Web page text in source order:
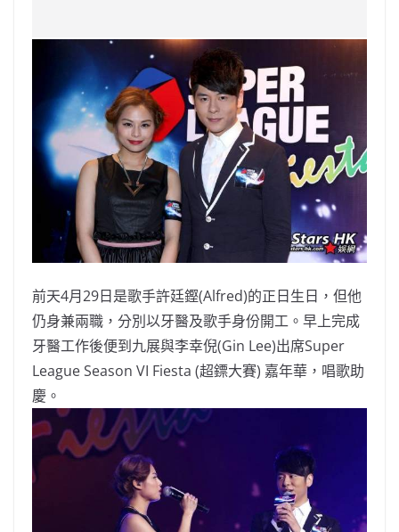
e
b
o
o
k
W
ei
b
o
s
A
p
p
h
at
er l y
Li
n
k
前天4月29日是歌手許廷鏗(Alfred)的正日生日，但他
仍身兼兩職， 分別以牙醫及歌手身份開工。早上完成
牙醫工作後便到九展與李幸倪(Gin Lee)出席Super
League Season VI Fiesta (超鏢大賽) 嘉年華，唱歌助
慶。